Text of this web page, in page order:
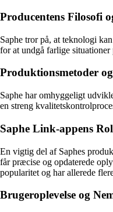
Producentens Filosofi
Saphe tror på, at teknologi
for at undgå farlige
Produktionsmetoder
Saphe har omhyggeligt
en streng
Saphe Link-appens
En vigtig del af Saphes
får præcise og opdaterede
popularitet og har allerede
Brugeroplevelse og